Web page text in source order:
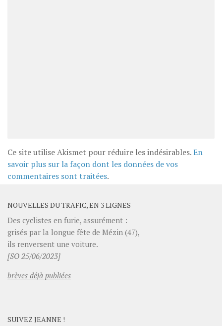
Ce site utilise Akismet pour réduire les indésirables.En
savoir plus sur la façon dont les données de vos
commentaires sont traitées.
NOUVELLES DU TRAFIC, EN 3 LIGNES
Des cyclistes en furie, assurément :
grisés par la longue fête de Mézin (47),
ils renversent une voiture.
[SO 25/06/2023]
brèves déjà publiées
SUIVEZ JEANNE !